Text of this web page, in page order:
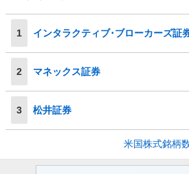
1 インタラクティブ･ブローカーズ証
2 マネックス証券
3 松井証券
米国株式銘柄